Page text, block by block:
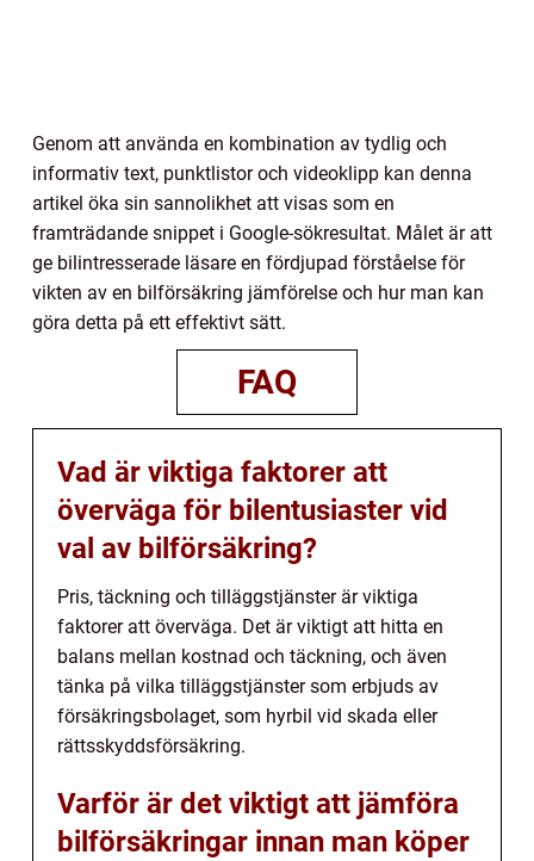
Genom att använda en kombination av tydlig och
informativ text, punktlistor och videoklipp kan denna
artikel öka sin sannolikhet att visas som en
framträdande snippet i Google-sökresultat. Målet är att
ge bilintresserade läsare en fördjupad förståelse för
vikten av en bilförsäkring jämförelse och hur man kan
göra detta på ett effektivt sätt.
FAQ
Vad är viktiga faktorer att
överväga för bilentusiaster vid
val av bilförsäkring?
Pris, täckning och tilläggstjänster är viktiga
faktorer att överväga. Det är viktigt att hitta en
balans mellan kostnad och täckning, och även
tänka på vilka tilläggstjänster som erbjuds av
försäkringsbolaget, som hyrbil vid skada eller
rättsskyddsförsäkring.
Varför är det viktigt att jämföra
bilförsäkringar innan man köper